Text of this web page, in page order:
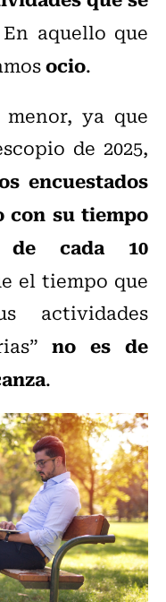
aquello que
ocio.
ya que
de 2025,
encuestados
con su tiempo
cada 10
el tiempo que
actividades
no es de
.